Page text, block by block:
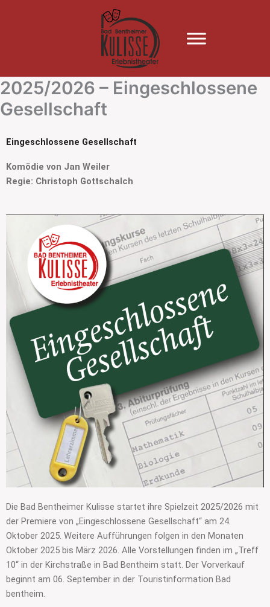
2025/2026 – Eingeschlossene
Gesellschaft
Eingeschlossene Gesellschaft
Komödie von Jan Weiler
Regie: Christoph Gottschalch
Die Bad Bentheimer Kulisse startet ihre Spielzeit 2025/2026 mit
der Premiere von „Eingeschlossene Gesellschaft“ am 24.
Oktober 2025. Weitere Aufführungen folgen in den Monaten
Oktober 2025 bis März 2026. Alle Vorstellungen finden im „Treff
10“ in der Kirchstraße in Bad Bentheim statt. Der Vorverkauf
beginnt am 06. September in der Touristinformation Bad
bentheim.